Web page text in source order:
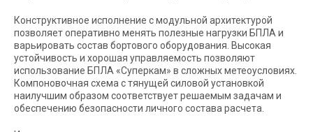
Конструктивное исполнение с модульной архитектурой
позволяет оперативно менять полезные нагрузки БПЛА и
варьировать состав бортового оборудования. Высокая
устойчивость и хорошая управляемость позволяют
использование БПЛА «Суперкам» в сложных метеоусловиях.
Компоновочная схема с тянущей силовой установкой
наилучшим образом соответствует решаемым задачам и
обеспечению безопасности личного состава расчета.